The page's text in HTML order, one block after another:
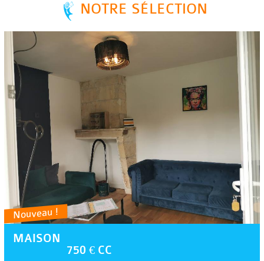
NOTRE SÉLECTION
Nouveau !
MAISON
750 € CC